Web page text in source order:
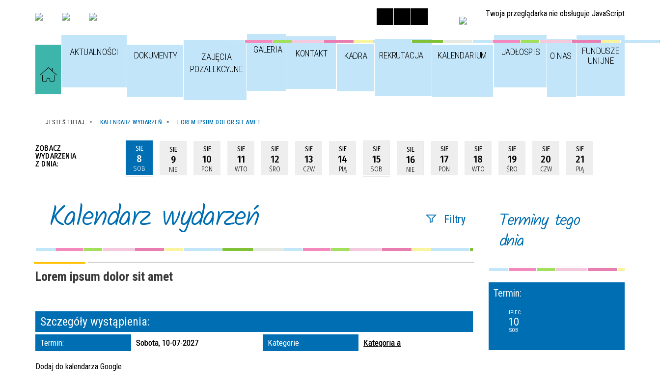
Twoja przeglądarka nie obsługuje JavaScript
AKTUALNOŚCI DOKUMENTY
ZAJĘCIA
POZALEKCYJNE
GALERIA KONTAKT KADRA REKRUTACJA KALENDARIUM JADŁOSPIS O NAS
FUNDUSZE
UNIJNE
JESTEŚ TUTAJ KALENDARZ WYDARZEŃ LOREM IPSUM DOLOR SIT AMET
ZOBACZ
WYDARZENIA
Z DNIA:
SIE
8
SOB
SIE
9
NIE
SIE
10
PON
SIE
11
WTO
SIE
12
ŚRO
SIE
13
CZW
SIE
14
PIĄ
SIE
15
SOB
SIE
16
NIE
SIE
17
PON
SIE
18
WTO
SIE
19
ŚRO
SIE
20
CZW
SIE
21
PIĄ
Kalendarz wydarzeń Filtry
Szukana fraza
zakresie
Lorem ipsum dolor sit amet
Szczegóły wystąpienia:
Termin: Sobota, 10-07-2027 Kategorie Kategoria a
Dodaj do kalendarza Google
Terminy tego
dnia
Termin:
LIPIEC
10
SOB